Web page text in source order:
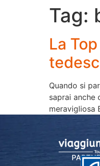
Tag:
La
Quando si
saprai anche
meravigliosa